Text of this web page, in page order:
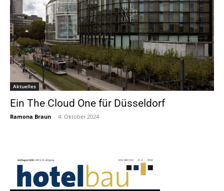
Aktuelles
Ein The Cloud One für Düsseldorf
Ramona Braun - 4. Oktober 2024